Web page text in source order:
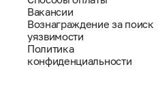
Вакансии
Вознаграждение за поиск
уязвимости
Политика
конфиденциальности